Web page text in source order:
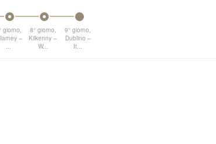
giorno,
–
...
8° giorno,
Kilkenny –
W...
9° giorno,
Dublino –
It...